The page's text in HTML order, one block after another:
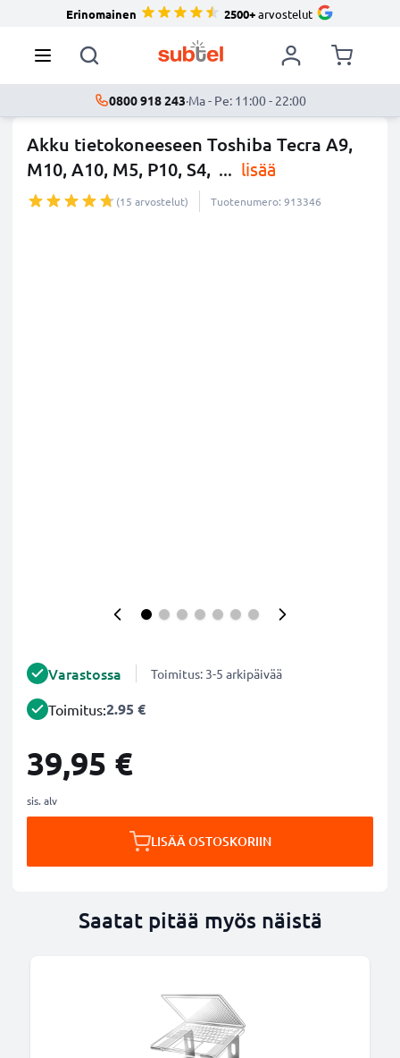
Erinomainen 2500+arvostelut
0800 918 243·Ma - Pe: 11:00 - 22:00
Akku tietokoneeseen Toshiba Tecra A9,
M10, A10, M5, P10, S4, ... lisää
(15 arvostelut) Tuotenumero: 913346
Varastossa Toimitus: 3-5 arkipäivää
Toimitus:2.95 €
39,95 €
sis. alv
LISÄÄ OSTOSKORIIN
Saatat pitää myös näistä